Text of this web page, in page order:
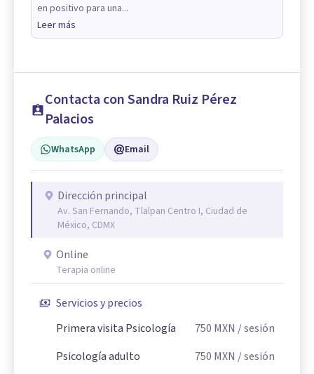
en positivo para una...
Leer más
Contacta con Sandra Ruiz Pérez
Palacios
WhatsApp Email
Dirección principal
Av. San Fernando, Tlalpan Centro I, Ciudad de
México, CDMX
Online
Terapia online
Servicios y precios
Primera visita Psicología
750 MXN / sesión
Psicología adulto
750 MXN / sesión